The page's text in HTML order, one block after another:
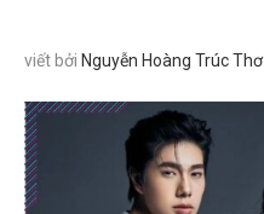
viết bởi Nguyễn Hoàng Trúc Thơ